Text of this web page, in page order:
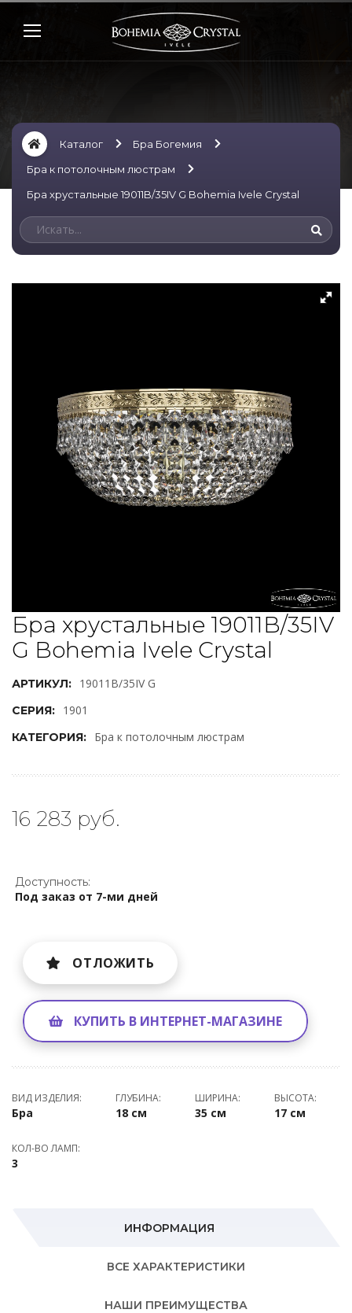
Каталог
Бра Богемия
Бра к потолочным люстрам
Бра хрустальные 19011B/35IV G Bohemia Ivele Crystal
Бра хрустальные 19011B/35IV
G Bohemia Ivele Crystal
АРТИКУЛ: 19011B/35IV G
СЕРИЯ: 1901
КАТЕГОРИЯ: Бра к потолочным люстрам
16 283 руб.
Доступность:
Под заказ от 7-ми дней
ОТЛОЖИТЬ
КУПИТЬ В ИНТЕРНЕТ-МАГАЗИНЕ
ВИД ИЗДЕЛИЯ:
Бра
ГЛУБИНА:
18 см
ШИРИНА:
35 см
ВЫСОТА:
17 см
КОЛ-ВО ЛАМП:
3
ИНФОРМАЦИЯ
ВСЕ ХАРАКТЕРИСТИКИ
НАШИ ПРЕИМУЩЕСТВА